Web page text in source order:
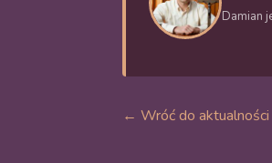
Damian
← Wróć do aktualności